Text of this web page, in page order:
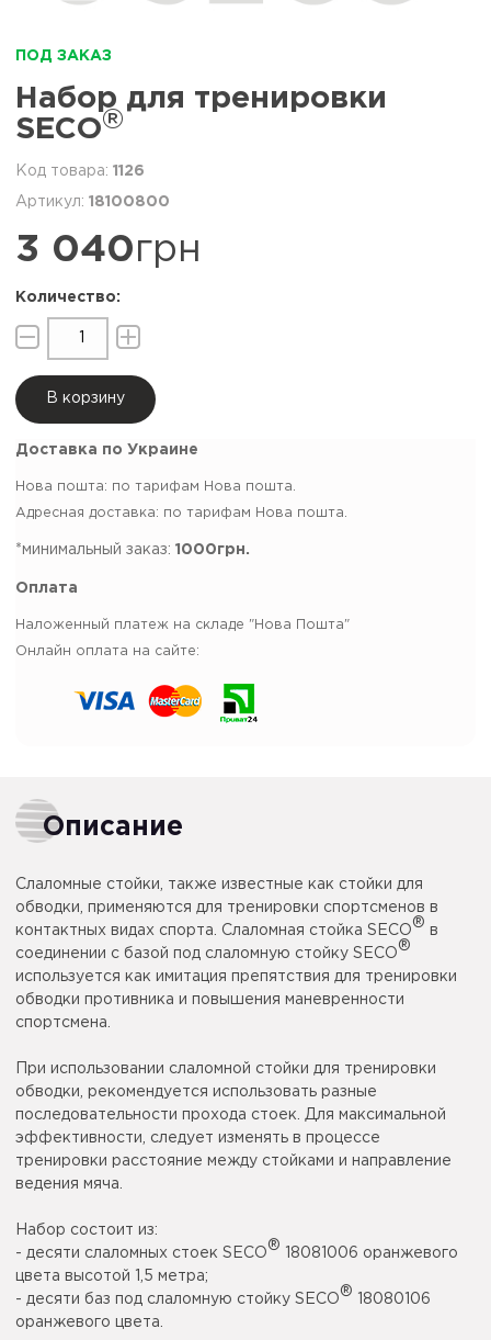
ПОД ЗАКАЗ
Набор для тренировки
SECO®
1126
18100800
3 040грн
В корзину
Доставка по Украине
Нова пошта: по тарифам Нова пошта.
Адресная доставка: по тарифам Нова пошта.
*минимальный заказ: 1000грн.
Оплата
Наложенный платеж на складе "Нова Пошта"
Онлайн оплата на сайте:
Описание
Слаломные стойки, также известные как стойки для
обводки, применяются для тренировки спортсменов в
контактных видах спорта. Слаломная стойка SECO
®
в
соединении с базой под слаломную стойку SECO
®
используется как имитация препятствия для тренировки
обводки противника и повышения маневренности
спортсмена.
При использовании слаломной стойки для тренировки
обводки, рекомендуется использовать разные
последовательности прохода стоек. Для максимальной
эффективности, следует изменять в процессе
тренировки расстояние между стойками и направление
ведения мяча.
Набор состоит из:
- десяти слаломных стоек SECO
®
18081006 оранжевого
цвета высотой 1,5 метра;
- десяти баз под слаломную стойку SECO
®
18080106
оранжевого цвета.